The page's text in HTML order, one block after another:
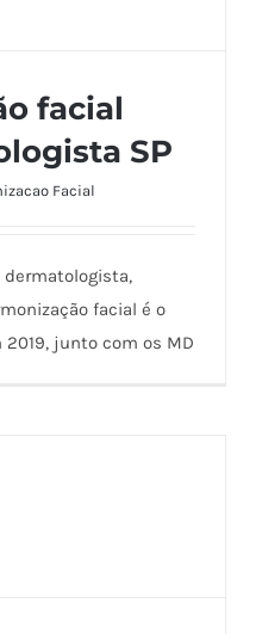
dermatologista
facial
SP
Facial
dermatologista,
facial é o
junto com os MD